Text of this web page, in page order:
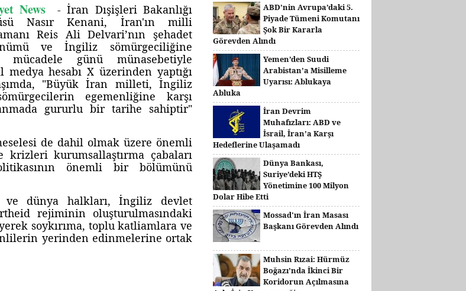
News - İran Dışişleri Bakanlığı
Nasır Kenani, İran'ın milli
Reis Ali Delvari’nın şehadet
ve İngiliz sömürgeciliğine
mücadele günü münasebetiyle
medya hesabı X üzerinden yaptığı
"Büyük İran milleti, İngiliz
egemenliğine karşı
gururlu bir tarihe sahiptir"
de dahil olmak üzere önemli
krizleri kurumsallaştırma çabaları
önemli bir bölümünü
ve dünya halkları, İngiliz devlet
rejiminin oluşturulmasındaki
soykırıma, toplu katliamlara ve
yerinden edinmelerine ortak
ABD’nin Avrupa’daki 5.
Piyade Tümeni Komutanı
Şok Bir Kararla
Görevden Alındı
Yemen’den Suudi
Arabistan’a Misilleme
Uyarısı: Ablukaya
Abluka
İran Devrim
Muhafızları: ABD ve
İsrail, İran’a Karşı
Hedeflerine Ulaşamadı
Dünya Bankası,
Suriye’deki HTŞ
Yönetimine 100 Milyon
Dolar Hibe Etti
Mossad'ın İran Masası
Başkanı Görevden Alındı
Muhsin Rızai: Hürmüz
Boğazı’nda İkinci Bir
Koridorun Açılmasına